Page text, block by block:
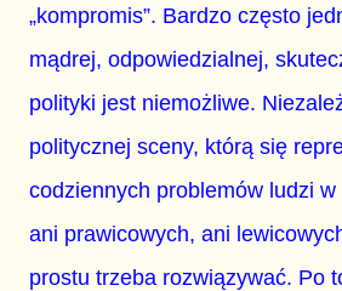
„kompromis”. Bardzo często
mądrej, odpowiedzialnej,
polityki jest niemożliwe.
politycznej sceny, którą się
codziennych problemów ludzi
ani prawicowych, ani
prostu trzeba rozwiązywać. Po